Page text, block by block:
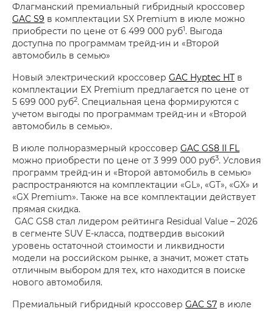
Флагманский премиальный гибридный кроссовер
GAC S9 в комплектации SX Premium в июле можно
приобрести по цене от 6 499 000 руб1. Выгода
доступна по программам трейд-ин и «Второй
автомобиль в семью»
Новый электрический кроссовер GAC Hyptec HT в
комплектации EX Premium предлагается по цене от
5 699 000 руб2. Специальная цена формируются с
учетом выгоды по программам трейд-ин и «Второй
автомобиль в семью».
В июле полноразмерный кроссовер GAC GS8 II FL
можно приобрести по цене от 3 999 000 руб3. Условия
программ трейд-ин и «Второй автомобиль в семью»
распространяются на комплектации «GL», «GT», «GX» и
«GX Premium». Также на все комплектации действует
прямая скидка.
GAC GS8 стал лидером рейтинга Residual Value – 2026
в сегменте SUV E-класса, подтвердив высокий
уровень остаточной стоимости и ликвидности
модели на российском рынке, а значит, может стать
отличным выбором для тех, кто находится в поиске
нового автомобиля.
Премиальный гибридный кроссовер GAC S7 в июле